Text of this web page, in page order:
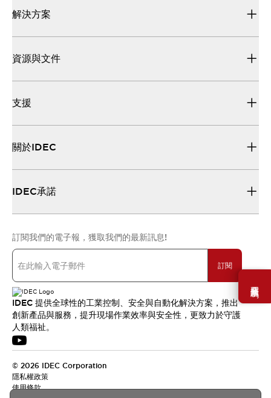
需要幫助嗎？
解決方案
資源與文件
支援
關於IDEC
IDEC承諾
訂閱我們的電子報，獲取我們的最新訊息!
訂閱
IDEC 提供全球性的工業控制、安全與自動化解決方案，推出
創新產品與服務，提升現場作業效率與安全性，更致力於守護
人類福祉。
© 2026 IDEC Corporation
隱私權政策
使用條款